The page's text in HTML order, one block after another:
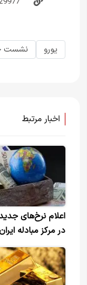
یورو نشست
اخبار مرتبط
اعلام نرخ‌های
در مرکز مبادله ایران